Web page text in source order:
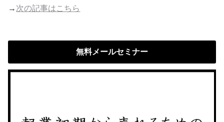
→ 次の記事はこちら
無料メールセミナー